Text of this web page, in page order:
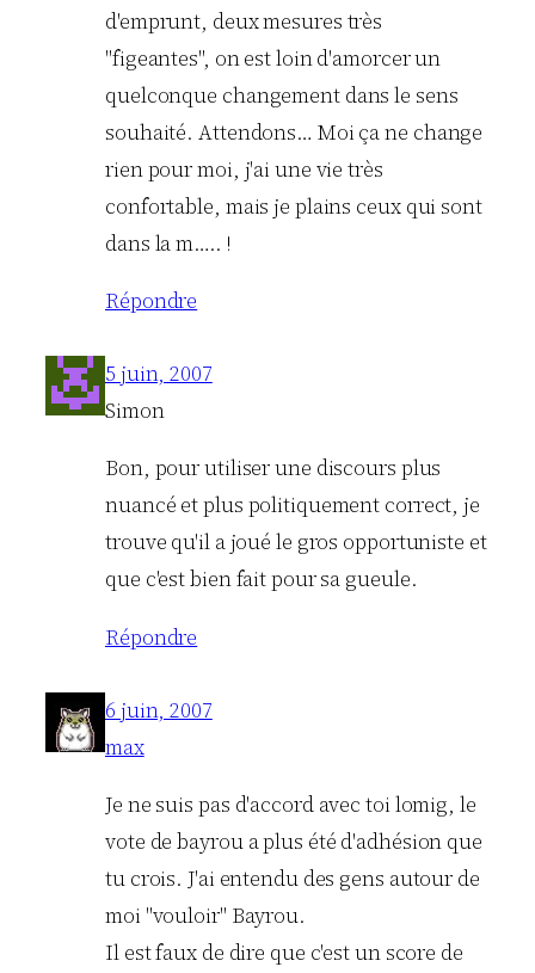
d'emprunt, deux mesures très
"figeantes", on est loin d'amorcer un
quelconque changement dans le sens
souhaité. Attendons… Moi ça ne change
rien pour moi, j'ai une vie très
confortable, mais je plains ceux qui sont
dans la m….. !
Répondre
5 juin, 2007
Simon
Bon, pour utiliser une discours plus
nuancé et plus politiquement correct, je
trouve qu'il a joué le gros opportuniste et
que c'est bien fait pour sa gueule.
Répondre
6 juin, 2007
max
Je ne suis pas d'accord avec toi lomig, le
vote de bayrou a plus été d'adhésion que
tu crois. J'ai entendu des gens autour de
moi "vouloir" Bayrou.
Il est faux de dire que c'est un score de